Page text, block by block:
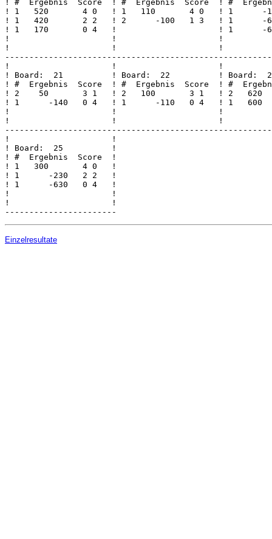
! #  Ergebnis  Score  ! #  Ergebnis  Score  ! #
! 1   520       4 0   ! 1   110       4 0   ! 1      -
! 1   420       2 2   ! 2      -100   1 3   ! 1      -
! 1   170       0 4   !                     ! 1
!                     !                     !
!                     !                     !
!                     !                     !
! Board:  21          ! Board:  22          !
! #  Ergebnis  Score  ! #  Ergebnis  Score  ! #
! 2    50       3 1   ! 2   100       3 1   ! 2
! 1      -140   0 4   ! 1      -110   0 4   ! 1
!                     !                     !
!                     !                     !
!                     !
! Board:  25          !
! #  Ergebnis  Score  !
! 1   300       4 0   !
! 1      -230   2 2   !
! 1      -630   0 4   !
!                     !
!                     !
Einzelresultate